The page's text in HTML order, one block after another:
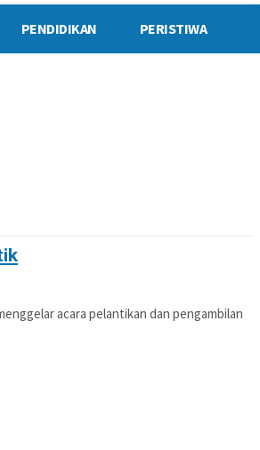
PENDIDIKAN PERISTIWA
acara pelantikan dan pengambilan